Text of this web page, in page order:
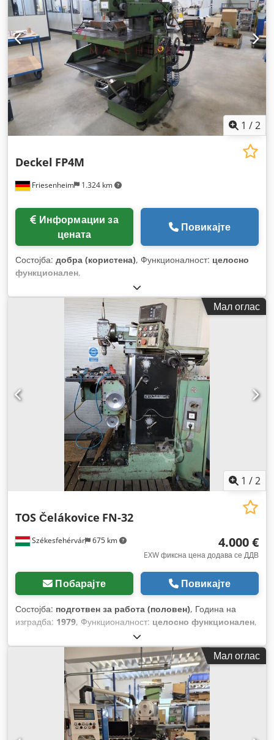
1 /2
Friesenheim 1.324 km
Deckel FP4M
цената
Повикајте
Состојба: добра (користена), Функционалност: целосно
функционален,
Мал оглас
1 /2
Székesfehérvár 675 km
TOS Čelákovice FN-32
4.000 €
EXW фиксна цена додава се ДДВ
Побарајте Повикајте
Состојба: подготвен за работа (половен), Година на
изградба: 1979, Функционалност: целосно функционален,
4238442
оска X:500 мм, должина на напредување на оската Y:250
, должина на подавање по Z-оска:400 мм, ширина на
300 мм, должина на масата:700 мм, тип на влезен
трифазен, максимална брзина на вртење:
, ротациона брзина (мин.):40 обр/мин
,
Мал оглас